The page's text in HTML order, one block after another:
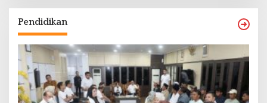
Pendidikan